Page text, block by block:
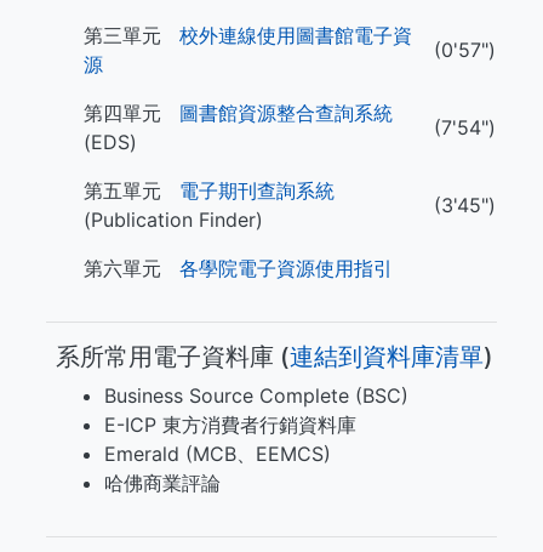
第三單元 校外連線使用圖書館電子資
源
(0'57")
第四單元 圖書館資源整合查詢系統
(EDS)
(7'54")
第五單元 電子期刊查詢系統
(Publication Finder)
(3'45")
第六單元 各學院電子資源使用指引
系所常用電子資料庫 (​​​連結到資料庫清單)
Business Source Complete (BSC)
E-ICP 東方消費者行銷資料庫
Emerald (MCB、EEMCS)
哈佛商業評論